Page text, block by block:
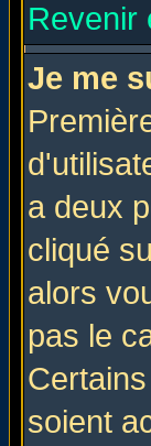
Revenir
Je me
a deux
cliqué
alors
pas le
soient